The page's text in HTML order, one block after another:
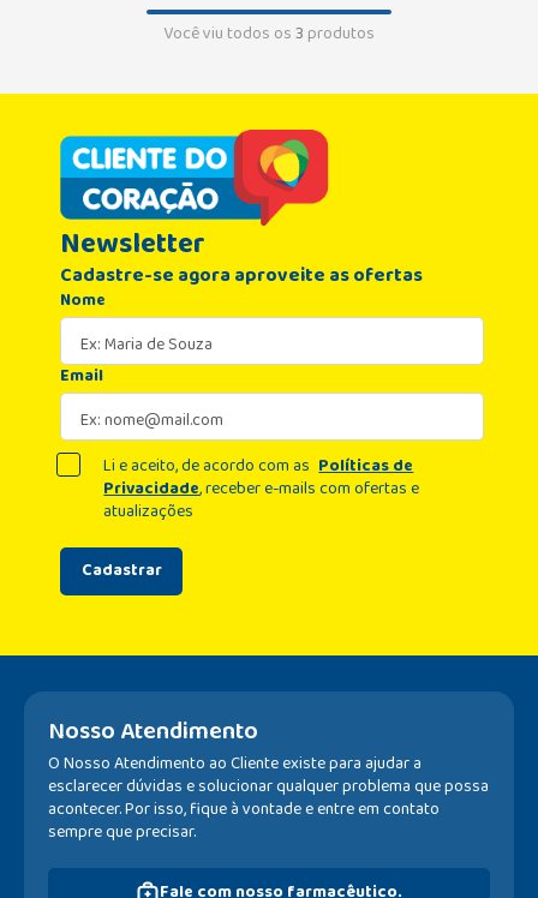
Você viu todos os3produtos
Newsletter
Cadastre-se agora aproveite as ofertas
Nome
Email
Cadastrar
Li e aceito, de acordo com as Políticas de
Privacidade, receber e-mails com ofertas e
atualizações
Nosso Atendimento
O Nosso Atendimento ao Cliente existe para ajudar a
esclarecer dúvidas e solucionar qualquer problema que possa
acontecer. Por isso, fique à vontade e entre em contato
sempre que precisar.
Fale com nosso farmacêutico.